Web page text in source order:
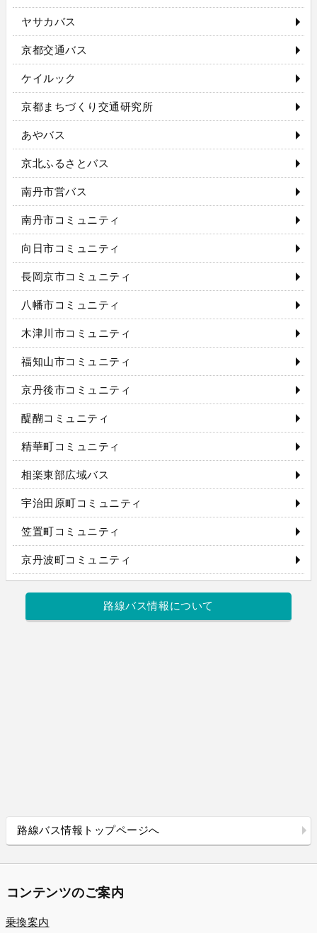
ヤサカバス
京都交通バス
ケイルック
京都まちづくり交通研究所
あやバス
京北ふるさとバス
南丹市営バス
南丹市コミュニティ
向日市コミュニティ
長岡京市コミュニティ
八幡市コミュニティ
木津川市コミュニティ
福知山市コミュニティ
京丹後市コミュニティ
醍醐コミュニティ
精華町コミュニティ
相楽東部広域バス
宇治田原町コミュニティ
笠置町コミュニティ
京丹波町コミュニティ
路線バス情報について
路線バス情報トップページへ
コンテンツのご案内
乗換案内